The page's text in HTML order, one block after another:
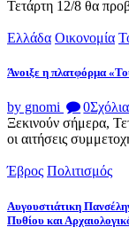
Τετάρτη 12/8 θα
Ελλάδα Οικονομία
Άνοιξε η πλατφόρμα
by gnomi 0Σχόλια
Ξεκινούν σήμερα,
οι αιτήσεις
Έβρος Πολιτισμός
Αυγουστιάτικη
Πυθίου και